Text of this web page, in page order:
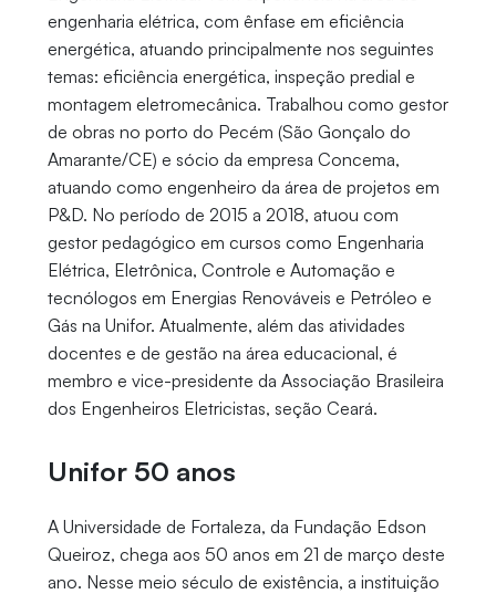
engenharia elétrica, com ênfase em eficiência
energética, atuando principalmente nos seguintes
temas: eficiência energética, inspeção predial e
montagem eletromecânica. Trabalhou como gestor
de obras no porto do Pecém (São Gonçalo do
Amarante/CE) e sócio da empresa Concema,
atuando como engenheiro da área de projetos em
P&D. No período de 2015 a 2018, atuou com
gestor pedagógico em cursos como Engenharia
Elétrica, Eletrônica, Controle e Automação e
tecnólogos em Energias Renováveis e Petróleo e
Gás na Unifor. Atualmente, além das atividades
docentes e de gestão na área educacional, é
membro e vice-presidente da Associação Brasileira
dos Engenheiros Eletricistas, seção Ceará.
Unifor 50 anos
A Universidade de Fortaleza, da Fundação Edson
Queiroz, chega aos 50 anos em 21 de março deste
ano. Nesse meio século de existência, a instituição